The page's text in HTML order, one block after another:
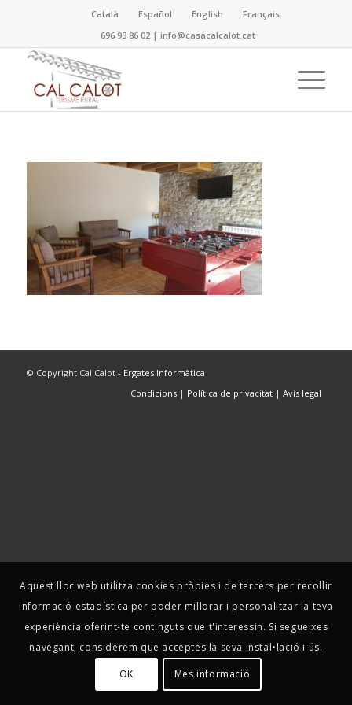
Català Español English
Français
696 93 86 02 |info@casacalcalot.cat
© Copyright Cal Calot - Ergates Informàtica
Condicions | Política de privacitat |Avís legal
Aquest lloc web utilitza cookies pròpies i de tercers per recollir
informació estadística per poder millorar i personalitzar la teva
experiència oferint-te continguts que t'interessin. Si segueixes
navegant, considerem que acceptes la seva instal•lació i ús.
OK Més informació